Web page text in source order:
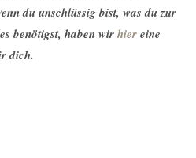
du unschlüssig bist, was du zur
benötigst, haben wirhiereine
dich.